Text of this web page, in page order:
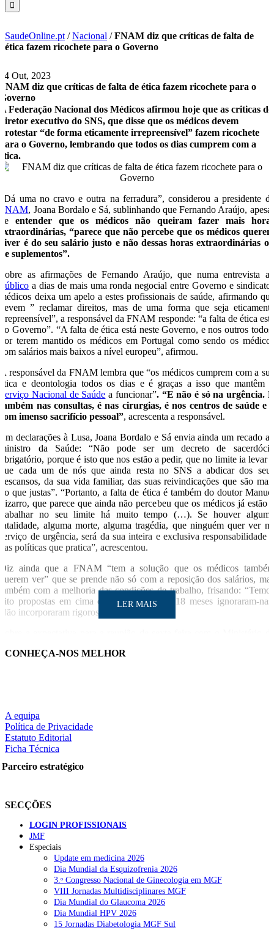
SaudeOnline.pt /Nacional /FNAM diz que críticas de falta de
ética fazem ricochete para o Governo
24 Out, 2023
FNAM diz que críticas de falta de ética fazem ricochete para o
Governo
A Federação Nacional dos Médicos afirmou hoje que as criticas do
diretor executivo do SNS, que disse que os médicos devem
protestar “de forma eticamente irrepreensível” fazem ricochete
para o Governo, lembrando que todos os dias cumprem com a
ética.
“Dá uma no cravo e outra na ferradura”, considerou a presidente da
FNAM, Joana Bordalo e Sá, sublinhando que Fernando Araújo, apesar
deentender que os médicos não queiram fazer mais horas
extraordinárias, “parece que não percebe que os médicos querem
viver é do seu salário justo e não dessas horas extraordinárias ou
de suplementos”.
Sobre as afirmações de Fernando Araújo, que numa entrevista ao
Público a dias de mais uma ronda negocial entre Governo e sindicatos
médicos deixa um apelo a estes profissionais de saúde, afirmando que
devem ” reclamar direitos, mas de uma forma que seja eticamente
irrepreensível”, a responsável da FNAM responde: “a falta de ética está
no Governo”. “A falta de ética está neste Governo, e nos outros todos,
por terem mantido os médicos em Portugal como sendo os médicos
com salários mais baixos a nível europeu”, afirmou.
A responsável da FNAM lembra que “os médicos cumprem com a sua
ética e deontologia todos os dias e é graças a isso que mantêm o
Serviço Nacional de Saúde a funcionar”. “E não é só na urgência. É
também nas consultas, é nas cirurgias, é nos centros de saúde e é
com imenso sacrifício pessoal”, acrescenta a responsável.
Em declarações à Lusa, Joana Bordalo e Sá envia ainda um recado ao
ministro da Saúde: “Não pode ser um decreto de sacerdócio
obrigatório, porque é isto que nos estão a pedir, que no limite ia levar a
que cada um de nós que ainda resta no SNS a abdicar dos seus
descansos, da sua vida familiar, das suas reivindicações que são mais
do que justas”. “Portanto, a falta de ética é também do doutor Manuel
Pizarro, que parece que ainda não percebeu que os médicos já estão a
trabalhar no seu limite há muito tempo (…). Se houver alguma
fatalidade, alguma morte, alguma tragédia, que ninguém quer ver no
serviço de urgência, será da sua inteira e exclusiva responsabilidade e
das políticas que pratica”, acrescentou.
Diz ainda que a FNAM “tem a solução que os médicos também
querem ver” que se prende não só com a reposição dos salários, mas
também com a melhoria das condições de trabalho, frisando: “Temos
oito propostas em cima da mesa e durante 18 meses ignoraram-nas.
Não incorporaram rigorosamente nada”.
altura são acima de tudo e por parte do Governo, porque as soluções
FNAM pede fiscalização preventiva da constitucionalidade do
NOTÍCIAS RECENTES
Quase 11.900 jovens recorreram aos cheques psicólogo e
nutricionista no primeiro mês
7 de Agosto, 2026
LER MAIS
CONHEÇA-NOS MELHOR
A equipa
Política de Privacidade
Estatuto Editorial
Ficha Técnica
Parceiro estratégico
SECÇÕES
LOGIN PROFISSIONAIS
JMF
Especiais
Update em medicina 2026
Dia Mundial da Esquizofrenia 2026
3.ᵒ Congresso Nacional de Ginecologia em MGF
VIII Jornadas Multidisciplinares MGF
Dia Mundial do Glaucoma 2026
Dia Mundial HPV 2026
15 Jornadas Diabetologia MGF Sul